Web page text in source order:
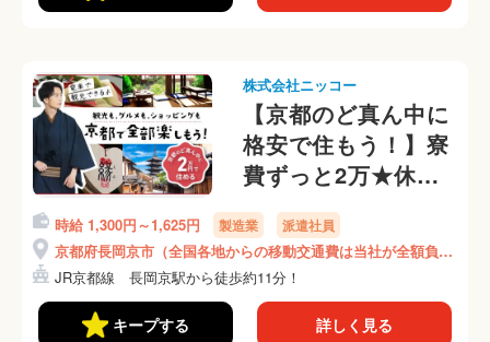
株式会社ニッコー
【京都のど真ん中に
格安で住もう！】寮
費ずっと2万★休日
は京都観光★軽作業
★手のひらサイズの
部品の組立て！月収
31万円可★(370-2)
時給 1,300円～1,625円 製造業 派遣社員
京都府長岡京市（全国各地からの移動交通費は当社が全額負
担）
JR京都線 長岡京駅から徒歩約11分！
キープする 詳しく見る